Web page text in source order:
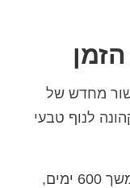
מחדש של
לנוף טבעי
השלב הראשוני של הבנייה צפוי להימשך 600 ימים,